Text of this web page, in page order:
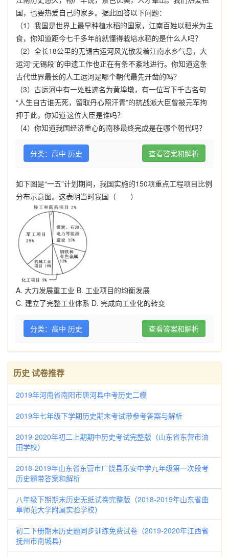
国，也要热爱自己的家乡。据此回答以下问题：
（1 ）我国是世界上最早种植水稻的国家，江南百姓以稻米为主
食，你知道距今七千多年前就懂得栽培水稻的是什么人吗？
（2）全长18公里的无锡古运河风光散发着江南水乡气息，大
运河“无锡段”的申遗工作也正在有条不紊地进行。你知道这条
古代世界最长的人工运河是哪个朝代最先开凿的吗？
（3）古运河中有一处胜迹名为黄埠墩，有一位写下千古名句
“人生自古谁无死，留取丹心照汗青”的抗战派大臣曾被元军拘
押于此，你知道这位大臣是谁吗？
（4）你知道我国经济重心的南移最终完成是在哪个朝代吗？
分类：高中 历史 查看答案和解析
如下图是“一五”计划期间，我国实施的150项重点工程项目比例
分布示意图。这表明当时我国（ ）
A. 大力发展重工业 B. 工业项目的均衡发展
C. 建立了完整工业体系 D. 完成向工业化的转变
分类：高中 历史 查看答案和解析
历史 试卷推荐
2019年河南省南阳市唐河县中考历史二模
2019年七年级下学期历史期末考试带参考答案与解析
2019-2020年初二上期期中历史考试完整版（山东省东营市油
田学校）
2018-2019年山东省东营市广饶县乐安中学九年级第一次段考
历史题带答案和解析
八年级下期期末历史无纸试卷完整版（2018-2019年山东省曲
阜师范大学附属实验学校）
初二下册期末历史题同步训练免费试卷（2019-2020年江西省
抚州市南城县）